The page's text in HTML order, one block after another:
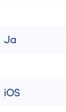
Ja
iOS